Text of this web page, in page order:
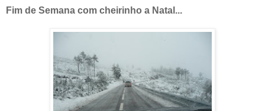
Fim de Semana com cheirinho a Natal...